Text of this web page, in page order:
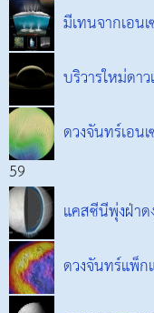
มีเทนจากเอน
บริวารใหม่ดา
ดวงจันทร์เอน
59
แคสซีนีพุ่งฝ่าด
ดวงจันทร์แพ็